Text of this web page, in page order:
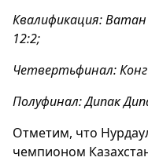
Квалификация: Ватан
12:2;
Четвертьфинал:
Полуфинал: Дипак
Отметим, что
чемпионом